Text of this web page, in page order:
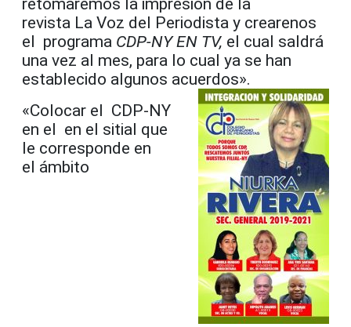
revista La Voz del Periodista y crearenos
el programa CDP-NY EN TV, el cual saldrá
una vez al mes, para lo cual ya se han
establecido algunos acuerdos».
«Colocar el CDP-NY
en el en el sitial que
le corresponde en
el ámbito